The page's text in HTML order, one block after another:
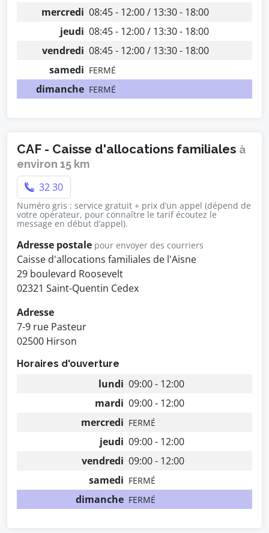
mercredi 08:45 - 12:00 / 13:30 - 18:00
jeudi 08:45 - 12:00 / 13:30 - 18:00
vendredi 08:45 - 12:00 / 13:30 - 18:00
samedi FERMÉ
dimanche FERMÉ
CAF - Caisse d'allocations familiales à
environ 15 km
32 30
Numéro gris : service gratuit + prix d’un appel (dépend de
votre opérateur, pour connaître le tarif écoutez le
message en début d’appel).
Adresse postale pour envoyer des courriers
Caisse d'allocations familiales de l'Aisne
29 boulevard Roosevelt
02321 Saint-Quentin Cedex
Adresse
7-9 rue Pasteur
02500 Hirson
Horaires d'ouverture
lundi 09:00 - 12:00
mardi 09:00 - 12:00
mercredi FERMÉ
jeudi 09:00 - 12:00
vendredi 09:00 - 12:00
samedi FERMÉ
dimanche FERMÉ